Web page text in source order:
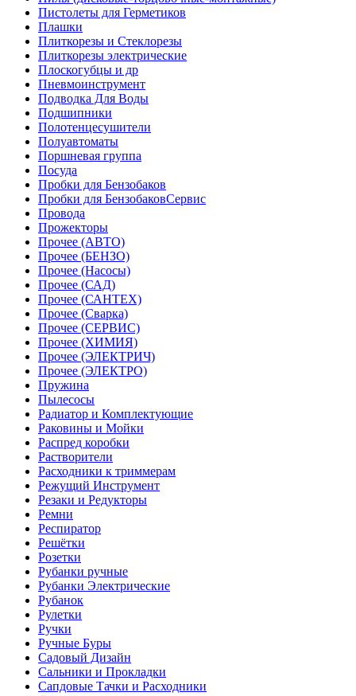
Пистолеты для Герметиков
Плашки
Плиткорезы и Стеклорезы
Плиткорезы электрические
Плоскогубцы и др
Пневмоинструмент
Подводка Для Воды
Подшипники
Полотенцесушители
Полуавтоматы
Поршневая группа
Посуда
Пробки для Бензобаков
Пробки для БензобаковСервис
Провода
Прожекторы
Прочее (АВТО)
Прочее (БЕНЗО)
Прочее (Насосы)
Прочее (САД)
Прочее (САНТЕХ)
Прочее (Сварка)
Прочее (СЕРВИС)
Прочее (ХИМИЯ)
Прочее (ЭЛЕКТРИЧ)
Прочее (ЭЛЕКТРО)
Пружина
Пылесосы
Радиатор и Комплектующие
Раковины и Мойки
Распред коробки
Растворители
Расходники к триммерам
Режущий Инструмент
Резаки и Редукторы
Ремни
Респиратор
Решётки
Розетки
Рубанки ручные
Рубанки Электрические
Рубанок
Рулетки
Ручки
Ручные Буры
Садовый Дизайн
Сальники и Прокладки
Сапдовые Тачки и Расходники